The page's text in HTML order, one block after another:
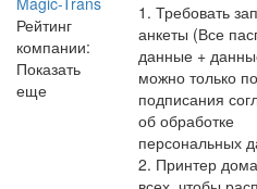
Рейтинг
компании:
Показать
еще
1. Требовать
анкеты (Все
данные +
можно только
подписания
об обработке
персональных
2. Принтер